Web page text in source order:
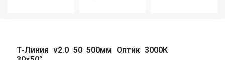
Т-Линия v2.0 50 500мм Оптик 3000К